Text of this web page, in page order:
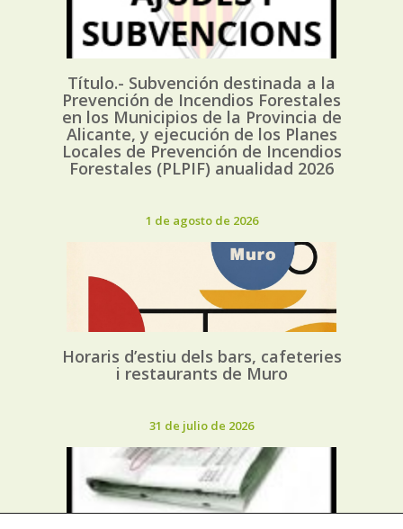
Título.- Subvención destinada a la
Prevención de Incendios Forestales
en los Municipios de la Provincia de
Alicante, y ejecución de los Planes
Locales de Prevención de Incendios
Forestales (PLPIF) anualidad 2026
1 de agosto de 2026
Horaris d’estiu dels bars, cafeteries
i restaurants de Muro
31 de julio de 2026